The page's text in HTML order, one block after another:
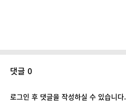
댓글 0
로그인 후 댓글을 작성하실 수 있습니다.